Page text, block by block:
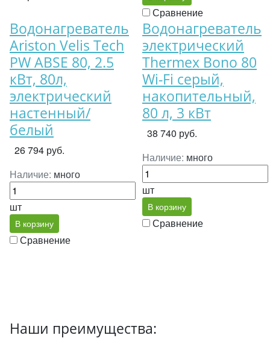
Сравнение
Водонагреватель
Ariston Velis Tech
PW ABSE 80, 2.5
кВт, 80л,
электрический
настенный/
белый
26 794 руб.
Наличие: много
шт
В корзину
Сравнение
Водонагреватель
электрический
Thermex Bono 80
Wi-Fi серый,
накопительный,
80 л, 3 кВт
38 740 руб.
Наличие: много
шт
В корзину
Сравнение
Наши преимущества: